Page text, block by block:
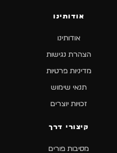
אודותינו
אודותינו
הצהרת נגישות
מדיניות פרטיות
תנאי שימוש
זכויות יוצרים
קיצורי דרך
מסיבות פורים